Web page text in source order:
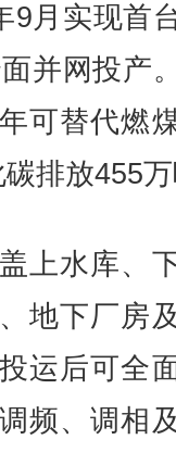
9月实现首
并网投产
可替代燃
排放455
水库、
地下厂房
运后可全
频、调相